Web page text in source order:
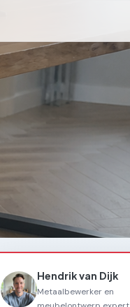
Hendrik van Dijk
Metaalbewerker en